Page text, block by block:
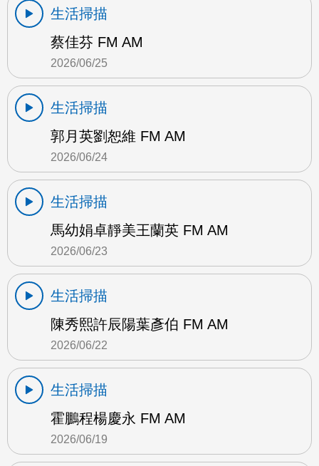
生活掃描
蔡佳芬 FM AM
2026/06/25
生活掃描
郭月英劉恕維 FM AM
2026/06/24
生活掃描
馬幼娟卓靜美王蘭英 FM AM
2026/06/23
生活掃描
陳秀熙許辰陽葉彥伯 FM AM
2026/06/22
生活掃描
霍鵬程楊慶永 FM AM
2026/06/19